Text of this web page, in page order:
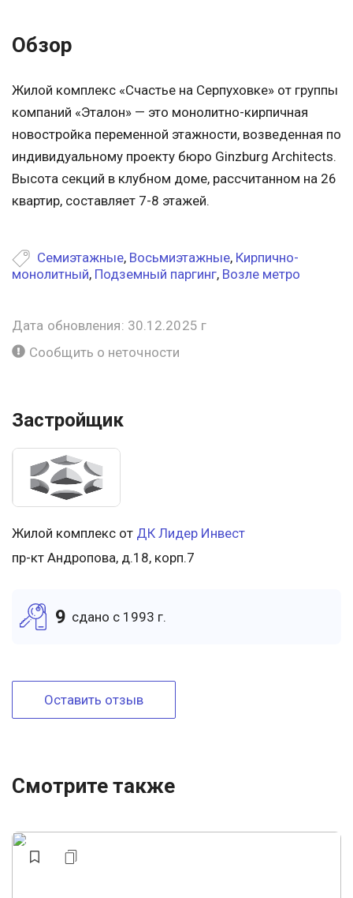
Обзор
Жилой комплекс «Счастье на Серпуховке» от группы
компаний «Эталон» — это монолитно-кирпичная
новостройка переменной этажности, возведенная по
индивидуальному проекту бюро Ginzburg Architects.
Высота секций в клубном доме, рассчитанном на 26
квартир, составляет 7-8 этажей.
Семиэтажные, Восьмиэтажные, Кирпично-
монолитный, Подземный паргинг, Возле метро
Дата обновления: 30.12.2025 г
Сообщить о неточности
Застройщик
Жилой комплекс от ДК Лидер Инвест
пр-кт Андропова, д.18, корп.7
9 cдано c 1993 г.
Оставить отзыв
Смотрите также